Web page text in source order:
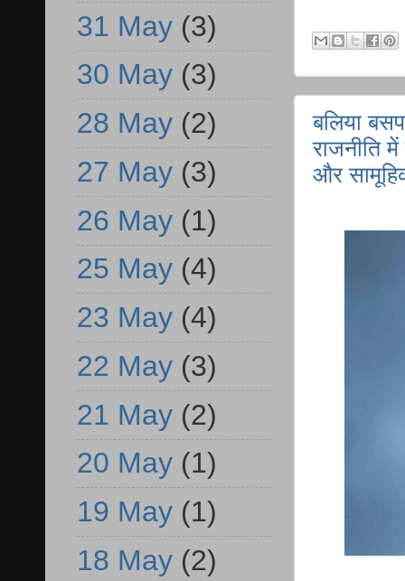
बलिया
राजनीति
और
31 May (3)
30 May (3)
28 May (2)
27 May (3)
26 May (1)
25 May (4)
23 May (4)
22 May (3)
21 May (2)
20 May (1)
19 May (1)
18 May (2)